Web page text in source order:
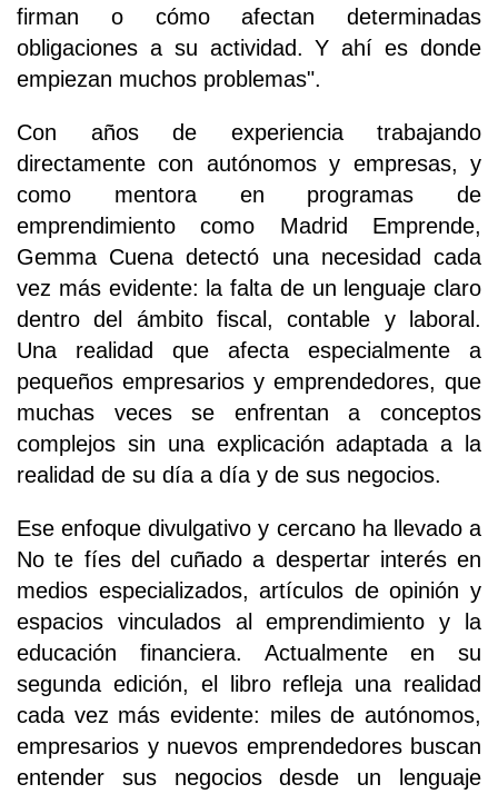
firman o cómo afectan determinadas
obligaciones a su actividad. Y ahí es donde
empiezan muchos problemas".
Con años de experiencia trabajando
directamente con autónomos y empresas, y
como mentora en programas de
emprendimiento como Madrid Emprende,
Gemma Cuena detectó una necesidad cada
vez más evidente: la falta de un lenguaje claro
dentro del ámbito fiscal, contable y laboral.
Una realidad que afecta especialmente a
pequeños empresarios y emprendedores, que
muchas veces se enfrentan a conceptos
complejos sin una explicación adaptada a la
realidad de su día a día y de sus negocios.
Ese enfoque divulgativo y cercano ha llevado a
No te fíes del cuñado a despertar interés en
medios especializados, artículos de opinión y
espacios vinculados al emprendimiento y la
educación financiera. Actualmente en su
segunda edición, el libro refleja una realidad
cada vez más evidente: miles de autónomos,
empresarios y nuevos emprendedores buscan
entender sus negocios desde un lenguaje